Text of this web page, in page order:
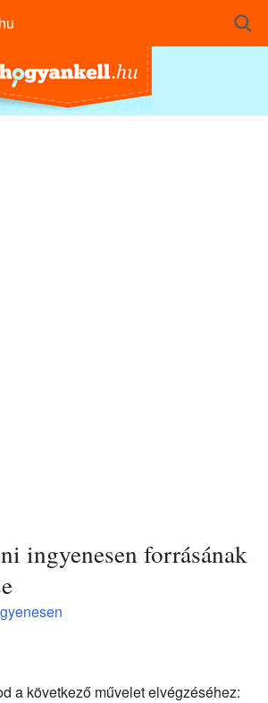
ingyenesen forrásának
a következő művelet elvégzéséhez: